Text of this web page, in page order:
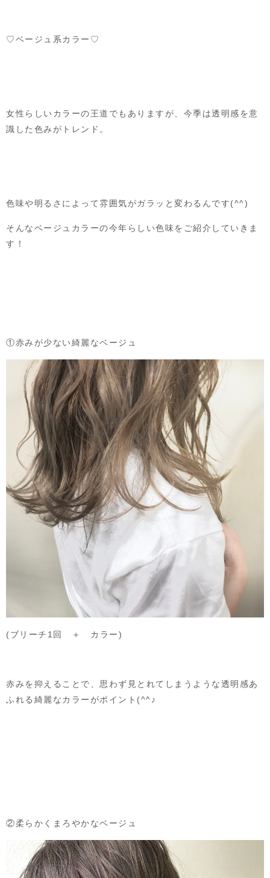
♡ベージュ系カラー♡
女性らしいカラーの王道でもありますが、 今季は透明感を意
識した色みがトレンド。
色味や明るさによって雰囲気がガラッと変わるんです(^^)
そんなベージュカラーの今年らしい色味をご紹介していきま
す！
①赤みが少ない綺麗なベージュ
(ブリーチ1回 ＋ カラー)
赤みを抑えることで、思わず見とれてしまうような透明感あ
ふれる綺麗なカラーがポイント(^^♪
②柔らかくまろやかなベージュ